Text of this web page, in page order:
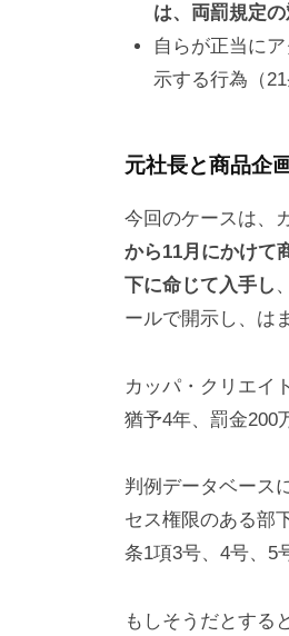
は、両罰規定
自らが正当に
示する行為（
元社長と商品企
今回のケースは、
から11月にかけて
下に命じて入手し
ールで開示し、は
カッパ・クリエイ
猶予4年、罰金200
判例データベース
セス権限のある部
条1項3号、4号、5
もしそうだとする